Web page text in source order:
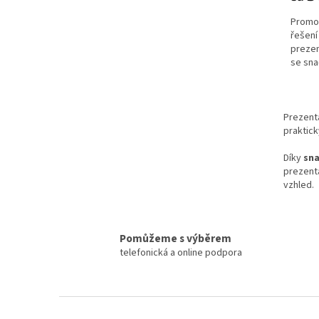
5
se
Díky
vzhled.
Pomůžeme s výběrem
telefonická a online podpora